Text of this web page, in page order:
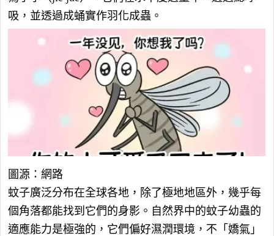
吸，並透過成蛹實作羽化成蟲。
圖源：網路
蚊子廣泛分布在全球各地，除了極地地區外，幾乎每
個角落都能找到它們的身影。自然界中的蚊子幼蟲的
適應能力是極強的，它們偏好濕潤環境，不「嬌氣」